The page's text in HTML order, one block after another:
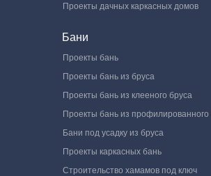
Проекты дачных каркасных домов
Бани
Проекты бань
Проекты бань из бруса
Проекты бань из клееного бруса
Проекты бань из профилированного
Бани под усадку из бруса
Проекты каркасных бань
Строительство хамамов под ключ